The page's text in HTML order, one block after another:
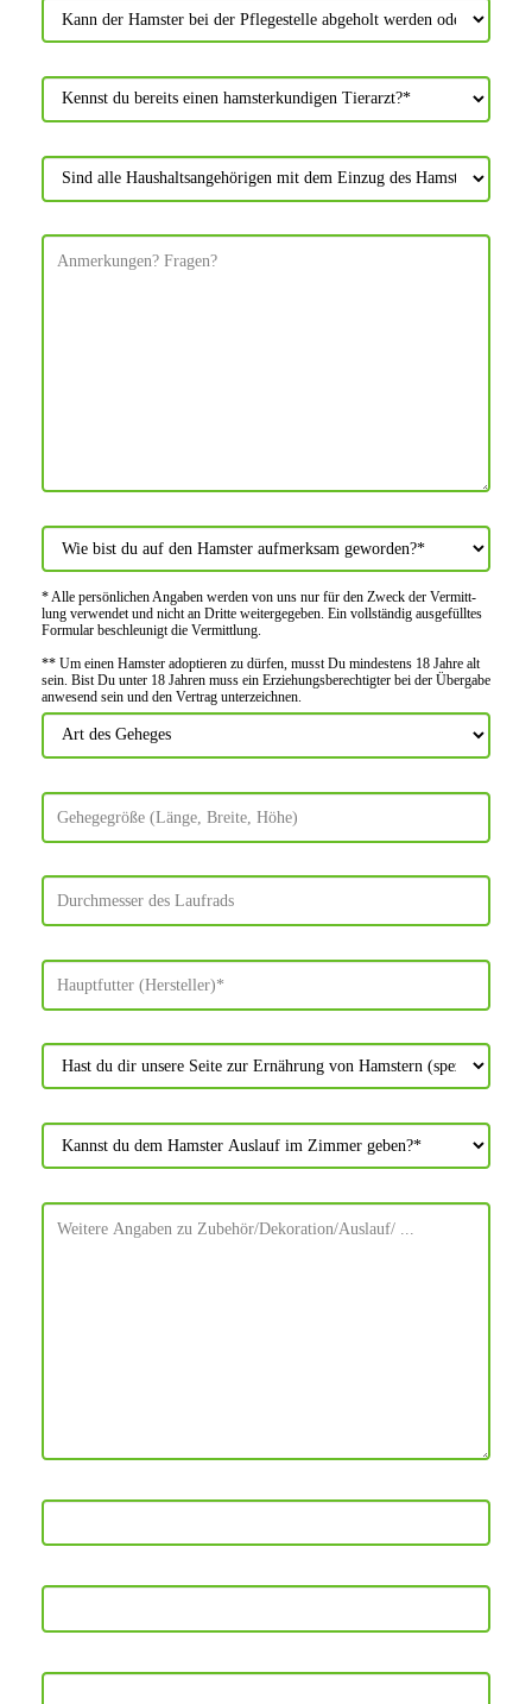
* Alle persön­lichen Angaben werden von uns nur für den Zweck der Vermitt­
lung verwendet und nicht an Dritte weiter­gegeben. Ein voll­ständig ausge­fülltes
Formular beschleu­nigt die Vermitt­lung.
** Um einen Hamster adoptieren zu dürfen, musst Du mindes­tens 18 Jahre alt
sein. Bist Du unter 18 Jahren muss ein Erziehungs­berechtigter bei der Über­gabe
anwes­end sein und den Vertrag unter­zeichnen.